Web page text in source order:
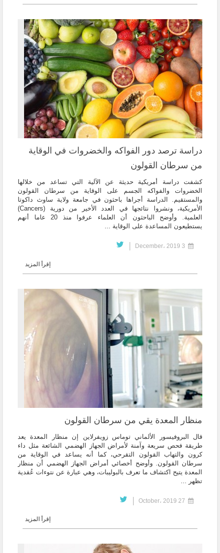
دراسة ترصد دور الفواكه والخضروات في الوقاية
من سرطان القولون
كشفت دراسة أمريكية حديثة عن الآلية التي تساعد من خلالها
الخضروات والفواكه الجسم على الوقاية من سرطان القولون
والمستقيم. الدراسة أجراها باحثون في جامعة ولاية ساوث داكوتا
الأمريكية، ونشروا نتائجها في العدد الأخير من دورية (Cancers)
العلمية. وأوضح الباحثون أن العلماء عرفوا منذ 20 عاما أنهم
يستطيعون المساعدة على الوقاية ...
إقرأ المزيد
منظار المعدة يقي من سرطان القولون
قال البروفيسور الألماني توماس‬ ‫زويفرلاين إن منظار المعدة يعد
طريقة فحص سريعة وآمنة لأمراض الجهاز‬ ‫الهضمي الشائعة مثل داء
كرون والتهاب القولون التقرحي، كما أنه يساعد في‬ ‫الوقاية من
سرطان القولون.‬ ‫وأوضح أخصائي أمراض الجهاز الهضمي أن منظار
المعدة يتيح اكتشاف ما تعرف ‫بالبوليبات، وهي عبارة عن نتوءات عُقدية
تظهر ...
إقرأ المزيد